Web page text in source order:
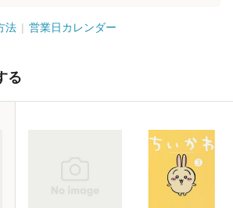
法 営業日カレンダー
る